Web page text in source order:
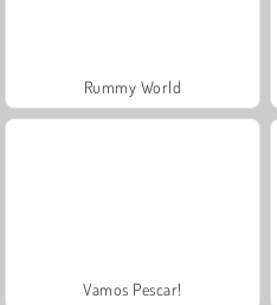
Rummy World
Vamos Pescar!